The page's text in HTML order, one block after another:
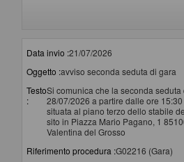
Data invio :21/07/2026
Oggetto :avviso seconda seduta di gara
Testo
:
Si comunica che la seconda seduta
28/07/2026 a partire dalle ore
situata al piano terzo dello stabile
sito in Piazza Mario Pagano, 1
Valentina del Grosso
Riferimento procedura :G02216 (Gara)